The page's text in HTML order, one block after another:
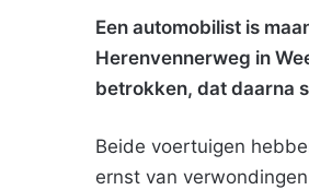
Een automobilist is
Herenvennerweg in
betrokken, dat daarna
Beide voertuigen
ernst van